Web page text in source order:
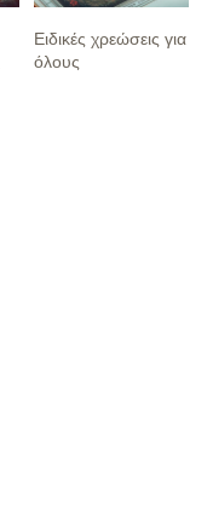
Ειδικές χρεώσεις για
όλους